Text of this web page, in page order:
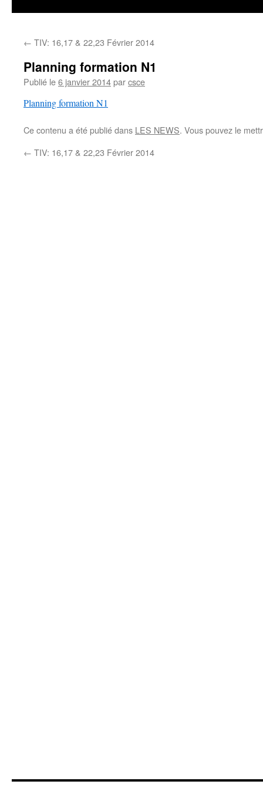
← TIV: 16,17 & 22,23 Février 2014
Planning formation N1
Publié le6 janvier 2014parcsce
Planning formation N1
Ce contenu a été publié dans LES NEWS. Vous pouvez le
← TIV: 16,17 & 22,23 Février 2014